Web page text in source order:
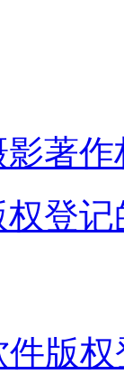
著
登
版